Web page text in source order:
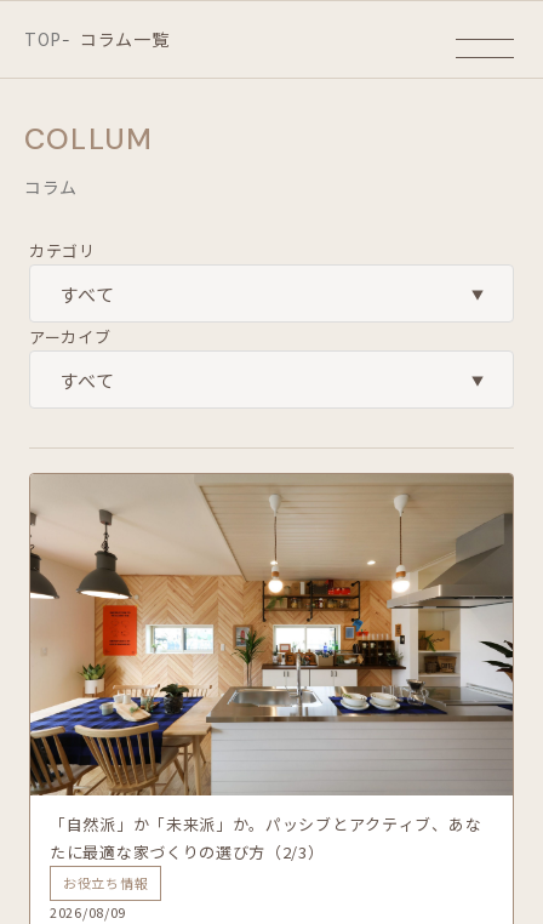
TOP- コラム一覧
COLLUM
コラム
カテゴリ
アーカイブ
「自然派」か「未来派」か。パッシブとアクティブ、あな
たに最適な家づくりの選び方（2/3）
お役立ち情報
2026/08/09